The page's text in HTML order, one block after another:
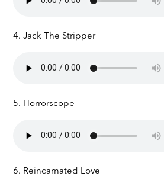
4. Jack The Stripper
5. Horrorscope
6. Reincarnated Love